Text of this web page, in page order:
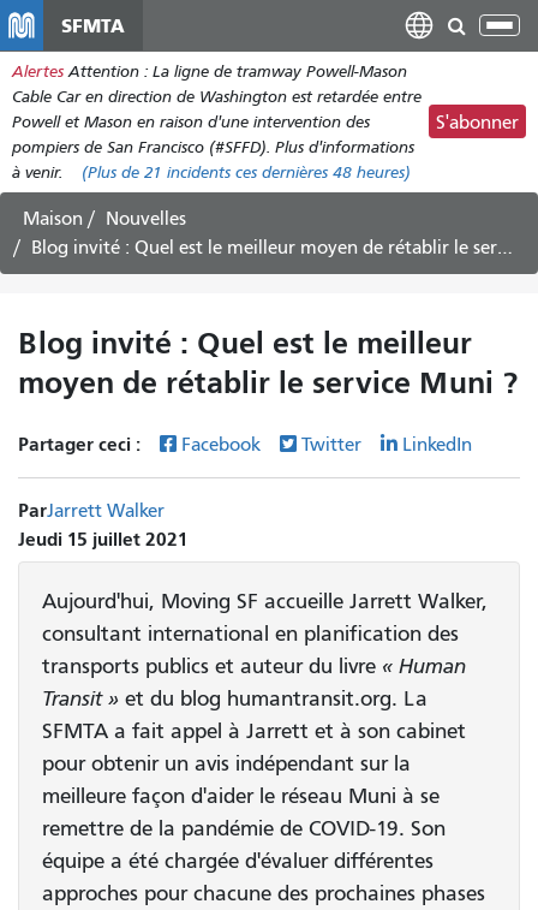
contenu
principal
SFMTA
Alertes Attention : La ligne de tramway Powell-Mason
Cable Car en direction de Washington est retardée entre
Powell et Mason en raison d'une intervention des
pompiers de San Francisco (#SFFD). Plus d'informations
à venir.
(Plus de 21 incidents ces dernières 48 heures)
S'abonner
Maison
Nouvelles
Blog invité : Quel est le meilleur moyen de rétablir le service Muni ?
Blog invité : Quel est le meilleur
moyen de rétablir le service Muni ?
Partager ceci : Facebook Twitter LinkedIn
ParJarrett Walker
Jeudi 15 juillet 2021
Aujourd'hui, Moving SF accueille Jarrett Walker,
consultant international en planification des
transports publics et auteur du livre « Human
Transit » et du blog humantransit.org. La
SFMTA a fait appel à Jarrett et à son cabinet
pour obtenir un avis indépendant sur la
meilleure façon d'aider le réseau Muni à se
remettre de la pandémie de COVID-19. Son
équipe a été chargée d'évaluer différentes
approches pour chacune des prochaines phases